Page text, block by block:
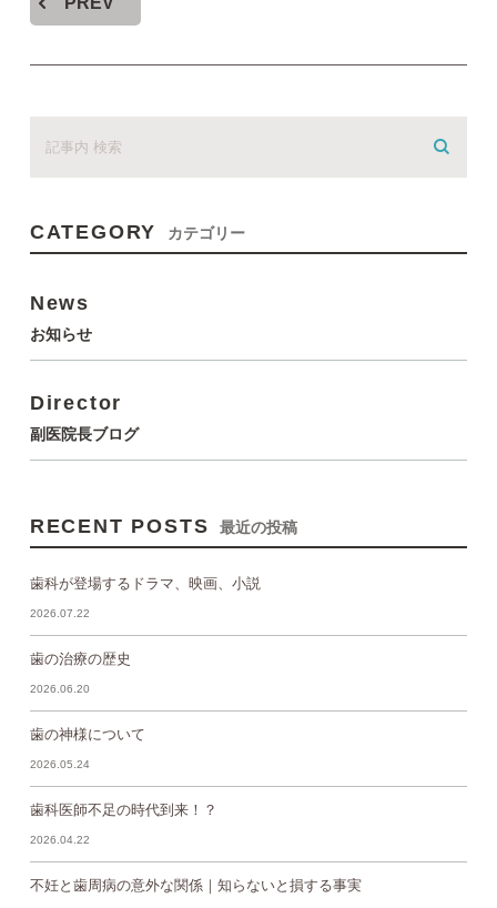
CATEGORY カテゴリー
News
お知らせ
Director
副医院長ブログ
RECENT POSTS 最近の投稿
歯科が登場するドラマ、映画、小説
2026.07.22
歯の治療の歴史
2026.06.20
歯の神様について
2026.05.24
歯科医師不足の時代到来！？
2026.04.22
不妊と歯周病の意外な関係｜知らないと損する事実